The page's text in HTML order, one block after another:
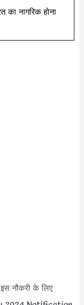
का नागरिक होना
नौकरी के लिए